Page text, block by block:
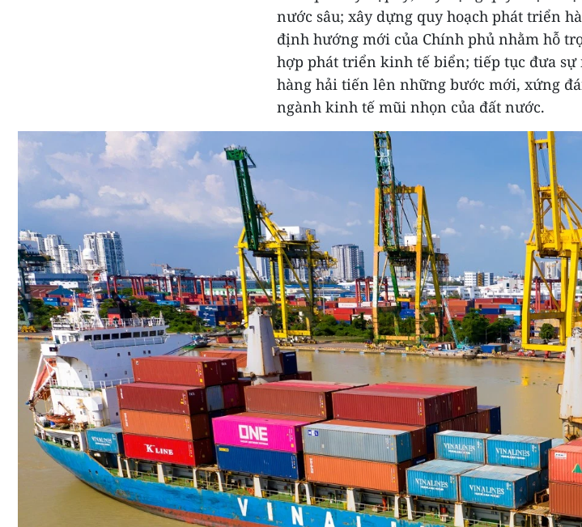
nước sâu; xây dựng quy hoạch phát triển
định hướng mới của Chính phủ nhằm hỗ
hợp phát triển kinh tế biển; tiếp tục đưa sự
hàng hải tiến lên những bước mới, xứng
ngành kinh tế mũi nhọn của đất nước.